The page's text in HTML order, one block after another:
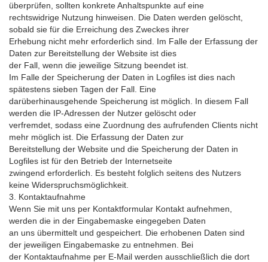
überprüfen, sollten konkrete Anhaltspunkte auf eine
rechtswidrige Nutzung hinweisen. Die Daten werden gelöscht,
sobald sie für die Erreichung des Zweckes ihrer
Erhebung nicht mehr erforderlich sind. Im Falle der Erfassung der
Daten zur Bereitstellung der Website ist dies
der Fall, wenn die jeweilige Sitzung beendet ist.
Im Falle der Speicherung der Daten in Logfiles ist dies nach
spätestens sieben Tagen der Fall. Eine
darüberhinausgehende Speicherung ist möglich. In diesem Fall
werden die IP-Adressen der Nutzer gelöscht oder
verfremdet, sodass eine Zuordnung des aufrufenden Clients nicht
mehr möglich ist. Die Erfassung der Daten zur
Bereitstellung der Website und die Speicherung der Daten in
Logfiles ist für den Betrieb der Internetseite
zwingend erforderlich. Es besteht folglich seitens des Nutzers
keine Widerspruchsmöglichkeit.
3. Kontaktaufnahme
Wenn Sie mit uns per Kontaktformular Kontakt aufnehmen,
werden die in der Eingabemaske eingegeben Daten
an uns übermittelt und gespeichert. Die erhobenen Daten sind
der jeweiligen Eingabemaske zu entnehmen. Bei
der Kontaktaufnahme per E-Mail werden ausschließlich die dort